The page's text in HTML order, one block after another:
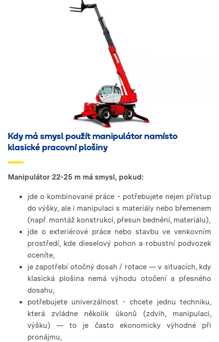
Kdy má smysl použít manipulátor namísto
klasické pracovní plošiny
Manipulátor 22-25 m má smysl, pokud:
jde o kombinované práce - potřebujete nejen přístup
do výšky, ale i manipulaci s materiály nebo břemenem
(např. montáž konstrukcí, přesun bednění, materiálu),
jde o exteriérové ​​práce nebo stavbu ve venkovním
prostředí, kde dieselový pohon a robustní podvozek
oceníte,
je zapotřebí otočný dosah / rotace — v situacích, kdy
klasická plošina nemá výhodu otočení a přesného
dosahu,
potřebujete univerzálnost - chcete jednu techniku,
která zvládne několik úkonů (zdvih, manipulaci,
výšku) — to je často ekonomicky výhodné při
pronájmu,